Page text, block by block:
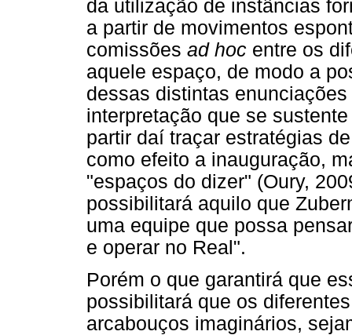
da utilização de instâncias
a partir de movimentos
comissões ad hoc entre os
aquele espaço, de modo a
dessas distintas
interpretação que se
partir daí traçar estratégias
como efeito a inauguração,
"espaços do dizer" (Oury,
possibilitará aquilo que
uma equipe que possa
e operar no Real".
Porém o que garantirá que
possibilitará que os
arcabouços imaginários,